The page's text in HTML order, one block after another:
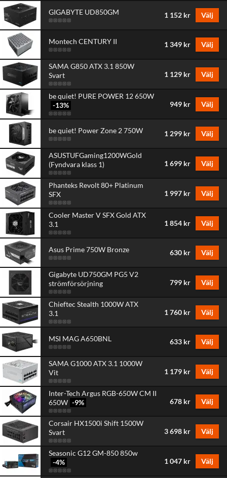
GIGABYTE UD850GM 1 152 kr Välj
Montech CENTURY II 1 349 kr Välj
SAMA G850 ATX 3.1 850W
Svart
1 129 kr Välj
be quiet! PURE POWER 12 650W
-13% 949 kr Välj
be quiet! Power Zone 2 750W 1 299 kr Välj
ASUSTUFGaming1200WGold
(Fyndvara klass 1)
1 699 kr Välj
Phanteks Revolt 80+ Platinum
SFX
1 997 kr Välj
Cooler Master V SFX Gold ATX
3.1
1 854 kr Välj
Asus Prime 750W Bronze 630 kr Välj
Gigabyte UD750GM PG5 V2
strömförsörjning
799 kr Välj
Chieftec Stealth 1000W ATX
3.1
1 760 kr Välj
MSI MAG A650BNL 633 kr Välj
SAMA G1000 ATX 3.1 1000W
Vit
1 179 kr Välj
Inter-Tech Argus RGB-650W CM II
650W -9% 678 kr Välj
Corsair HX1500i Shift 1500W
Svart
3 698 kr Välj
Seasonic G12 GM-850 850w
-4% 1 047 kr Välj